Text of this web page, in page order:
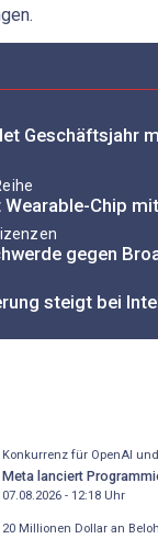
Geschäftsjahr
Chip
gegen
steigt bei
Konkurrenz für OpenAI
Meta lanciert
07.08.2026 - 12:18Uhr
20 Millionen Dollar an